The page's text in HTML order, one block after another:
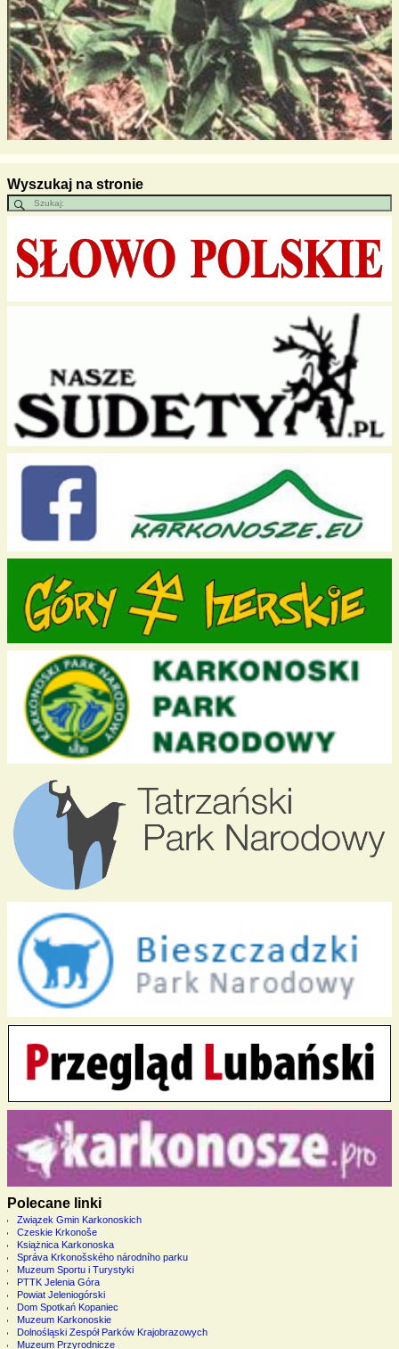
Wyszukaj na stronie
Polecane linki
Związek Gmin Karkonoskich
Czeskie Krkonoše
Książnica Karkonoska
Správa Krkonošského národního parku
Muzeum Sportu i Turystyki
PTTK Jelenia Góra
Powiat Jeleniogórski
Dom Spotkań Kopaniec
Muzeum Karkonoskie
Dolnośląski Zespół Parków Krajobrazowych
Muzeum Przyrodnicze